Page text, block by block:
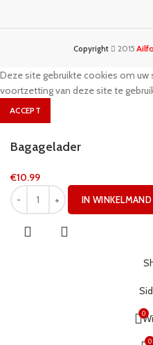
Copyright 2015
Deze site gebruikte cookies om
voortzetting van deze site te
ACCEPT
Bagagelader
€10.99
IN WINKELMAND
0
0